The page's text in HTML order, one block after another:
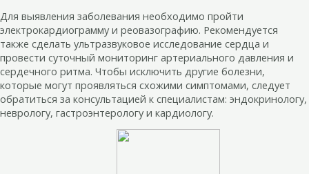
Для выявления заболевания необходимо пройти
электрокардиограмму и реовазографию. Рекомендуется
также сделать ультразвуковое исследование сердца и
провести суточный мониторинг артериального давления и
сердечного ритма. Чтобы исключить другие болезни,
которые могут проявляться схожими симптомами, следует
обратиться за консультацией к специалистам: эндокринологу,
неврологу, гастроэнтерологу и кардиологу.